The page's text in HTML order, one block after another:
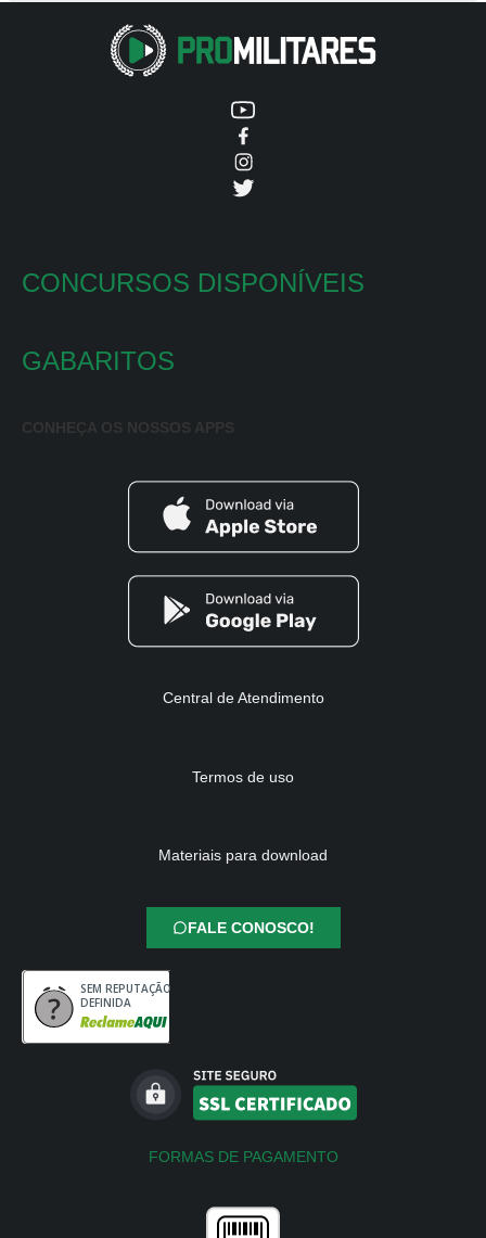
CONCURSOS DISPONÍVEIS
GABARITOS
CONHEÇA OS NOSSOS APPS
Central de Atendimento
Termos de uso
Materiais para download
FALE CONOSCO!
SEM REPUTAÇÃO
DEFINIDA
FORMAS DE PAGAMENTO